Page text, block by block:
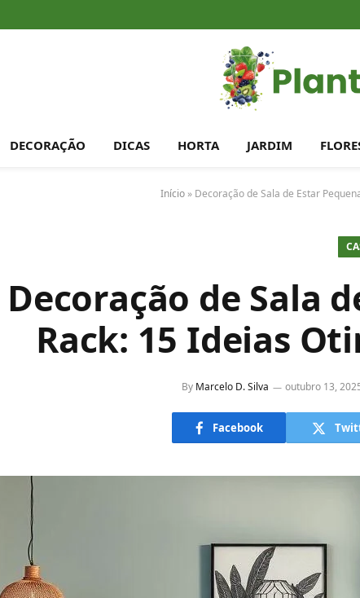
DECORAÇÃO DICAS HORTA JARDIM
Início» Decoração de Sala de Estar
Decoração de Sala
Rack: 15 Ideias
By Marcelo D. Silva outubro 13,
Facebook